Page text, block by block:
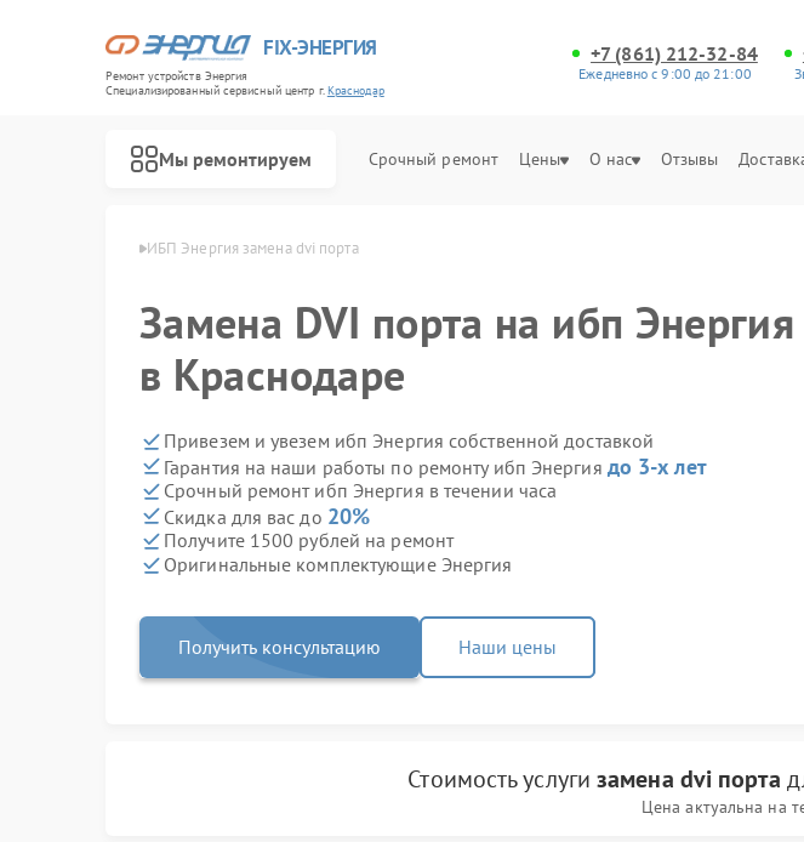
FIX-ЭНЕРГИЯ
Ремонт устройств Энергия
Специализированный cервисный центр г.Краснодар
+7 (861) 212-32-84
Ежедневно с 9:00 до 21:00
Мы ремонтируем Срочный ремонт Цены О нас Отзывы
ИБП Энергия замена dvi порта
Замена DVI порта на ибп Энергия
в Краснодаре
Привезем и увезем ибп Энергия собственной доставкой
Гарантия на наши работы по ремонту ибп Энергия до 3-х лет
Срочный ремонт ибп Энергия в течении часа
Скидка для вас до 20%
Получите 1500 рублей на ремонт
Оригинальные комплектующие Энергия
Получить консультацию Наши цены
Стоимость услугизамена dvi порта
Цена актуальна на